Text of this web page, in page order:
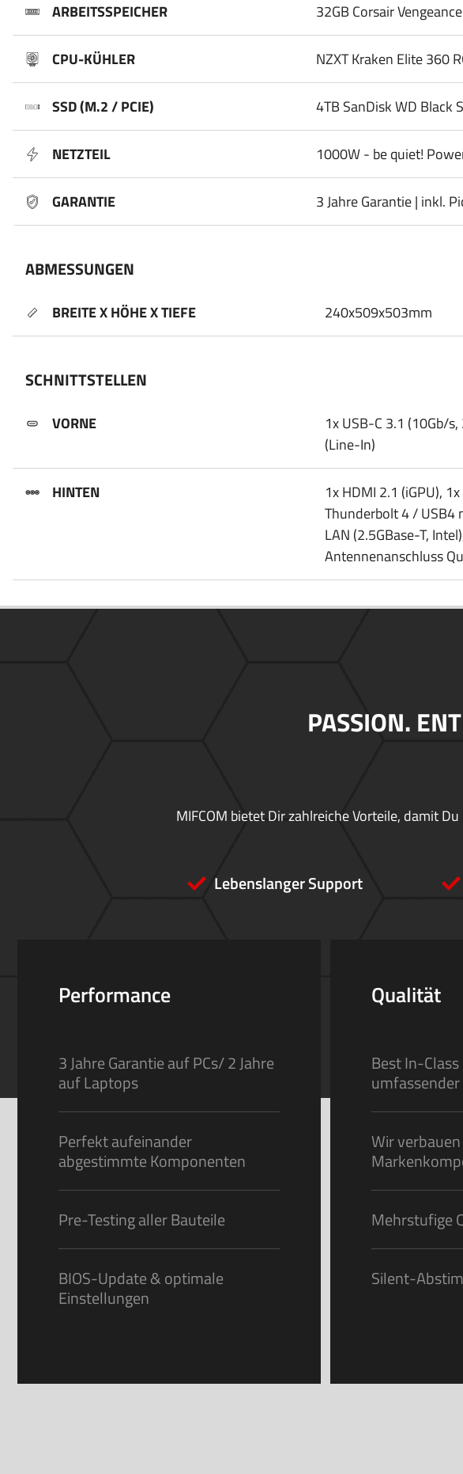
ARBEITSSPEICHER 32GB Corsair
CPU-KÜHLER NZXT Kraken Elite 360
SSD (M.2 / PCIE) 4TB SanDisk WD Black
NETZTEIL 1000W - be quiet!
GARANTIE 3 Jahre Garantie | inkl.
ABMESSUNGEN
BREITE X HÖHE X TIEFE 240x509x503mm
SCHNITTSTELLEN
VORNE
1x USB-C 3.1 (10Gb/​
(Line-In)
HINTEN
1x HDMI 2.1 (iGPU),
Thunderbolt 4 /​ USB4
LAN (2.5GBase-T,
Antennenanschluss
PASSION.
MIFCOM bietet Dir zahlreiche Vorteile, damit
Lebenslanger Support
Performance
3 Jahre Garantie auf PCs/ 2 Jahre
auf Laptops
Perfekt aufeinander
abgestimmte Komponenten
Pre-Testing aller Bauteile
BIOS-Update & optimale
Einstellungen
Qualität
Best In-
Wir
Mehrstufige
Silent-